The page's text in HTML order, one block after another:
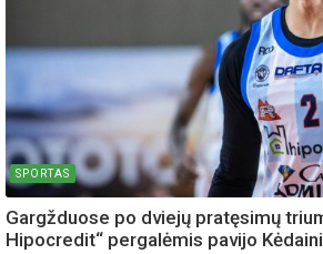
SPORTAS
Gargžduose po dviejų pratęsimų
Hipocredit“ pergalėmis pavijo